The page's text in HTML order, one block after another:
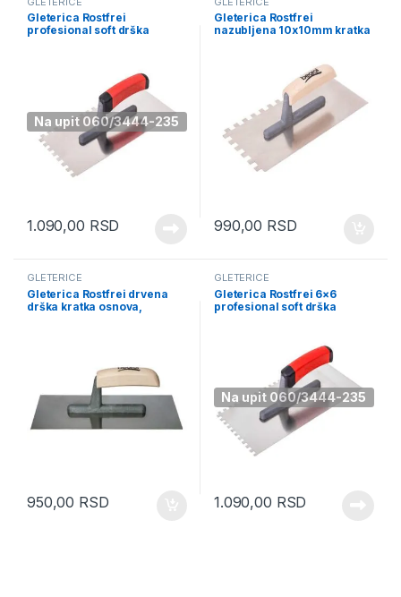
Na upit 060/3444-235
Gleterica Rostfrei
profesional soft drška
1.090,00 RSD
Gleterica Rostfrei
nazubljena 10x10mm kratka
990,00 RSD
GLETERICE
Gleterica Rostfrei drvena
drška kratka osnova,
950,00 RSD
Na upit 060/3444-235
GLETERICE
Gleterica Rostfrei 6×6
profesional soft drška
1.090,00 RSD